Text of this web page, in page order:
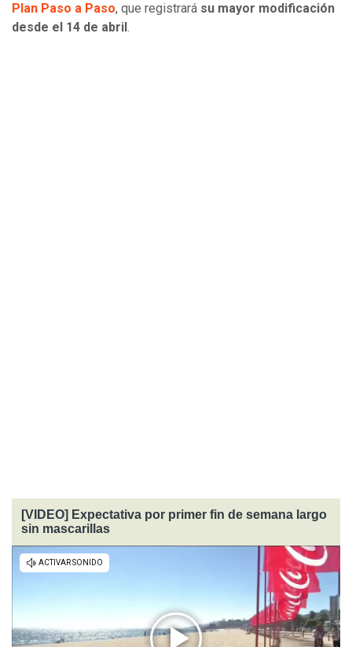
Plan Paso a Paso, que registrará su mayor modificación
desde el 14 de abril .
[VIDEO] Expectativa por primer fin de semana largo
sin mascarillas